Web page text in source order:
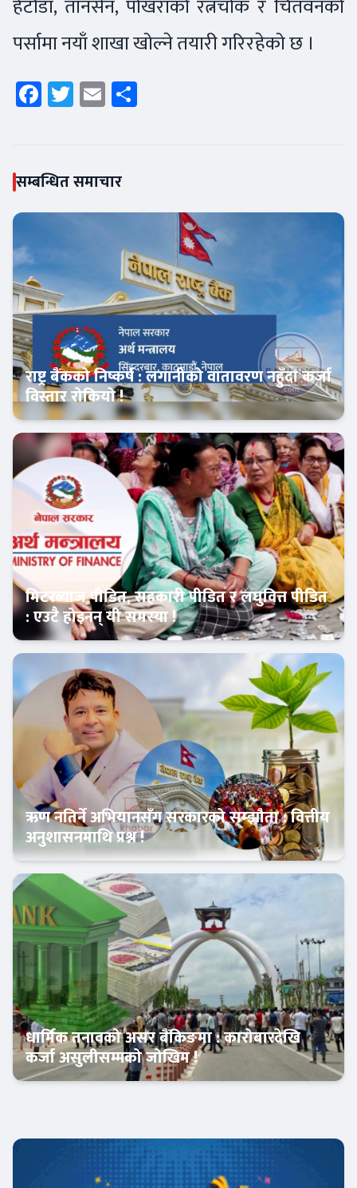
हेटौँडा, तानसेन, पोखराको रत्नचोक र चितवनको
पर्सामा नयाँ शाखा खोल्ने तयारी गरिरहेको छ ।
Facebook
Twitter
Email
सम्बन्धित समाचार
आजको विशेष
राष्ट्र बैंकको निष्कर्ष : लगानीको वातावरण नहुँदा कर्जा
विस्तार रोकियो !
मिटरब्याज पीडित, सहकारी पीडित र लघुवित्त पीडित
: एउटै होइनन् यी समस्या !
विशेष
ऋण नतिर्ने अभियानसँग सरकारको सम्झौता : वित्तीय
अनुशासनमाथि प्रश्न !
धार्मिक तनावको असर बैंकिङमा : कारोबारदेखि
कर्जा असुलीसम्मको जोखिम !